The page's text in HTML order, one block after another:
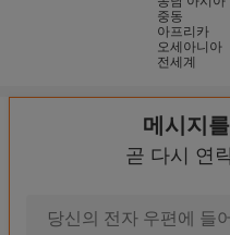
중동
아프리카
오세아니아
전세계
메시지
곧 다시 연